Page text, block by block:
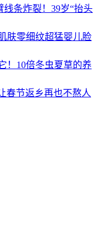
条炸裂！39岁“抬头
肤零细纹超猛婴儿脸
！10倍冬虫夏草的养
春节返乡再也不熬人